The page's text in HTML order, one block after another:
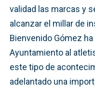
validad las marcas y
alcanzar el millar de
Bienvenido Gómez
Ayuntamiento al
este tipo de
adelantado una